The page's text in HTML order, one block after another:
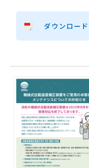
ダウンロード